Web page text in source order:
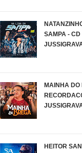
SAMPA -
MAINHA DO
HEITOR